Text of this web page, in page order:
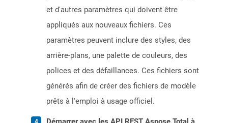
et d'autres paramètres qui doivent être
appliqués aux nouveaux fichiers. Ces
paramètres peuvent inclure des styles, des
arrière-plans, une palette de couleurs, des
polices et des défaillances. Ces fichiers sont
générés afin de créer des fichiers de modèle
prêts à l'emploi à usage officiel.